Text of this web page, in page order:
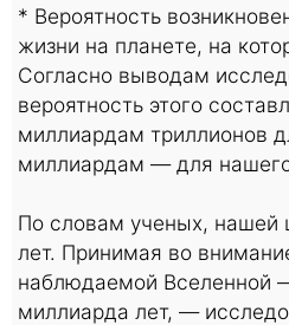
* Вероятность
жизни на планете, на
Согласно выводам
вероятность этого
миллиардам триллионов
миллиардам — для
По словам ученых, нашей
лет. Принимая во
наблюдаемой Вселенной
миллиарда лет, —